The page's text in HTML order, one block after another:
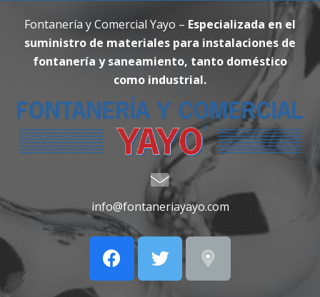
Fontanería y Comercial Yayo – Especializada en el
suministro de materiales para instalaciones de
fontanería y saneamiento, tanto doméstico
como industrial.
info@fontaneriayayo.com